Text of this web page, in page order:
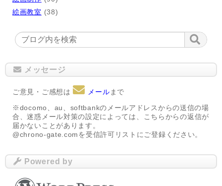
絵画教室 (38)
メッセージ
ご意見・ご感想は メール まで
※docomo、au、softbankのメールアドレスからの送信の場
合、迷惑メール対策の設定によっては、こちらからの返信が
届かないことがあります。
@chrono-gate.comを受信許可リストにご登録ください。
Powered by